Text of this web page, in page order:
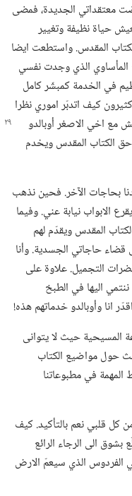
معتقداتي الجديدة،‏ فمضى
حياة نظيفة وتغيير
المقدس.‏ واستطعت ايضا
المأساوي الذي وجدت نفسي
في الخدمة كمبشّر كامل
كيف اتدبّر اموري نظرا
مع اخي الاصغر أوبالدو
حق الكتاب المقدس ويخدم
بحاجات الآخر.‏ فحين نذهب
الابواب نيابة عني.‏ وفيما
المقدس ويقدّم لهم
قضاء حاجاتي الجسدية.‏ وأنا
التجميل.‏ علاوة على
اليها في الطبخ
انا وأوبالدو خدماتهم هذه!‏
المسيحية حيث لا يتوانى
حول مواضيع الكتاب
في مطبوعاتنا
كل قلبي نعم بالتأكيد.‏ كيف
الى الرجاء الرائع
الفردوس الذي سيعمّ الارض